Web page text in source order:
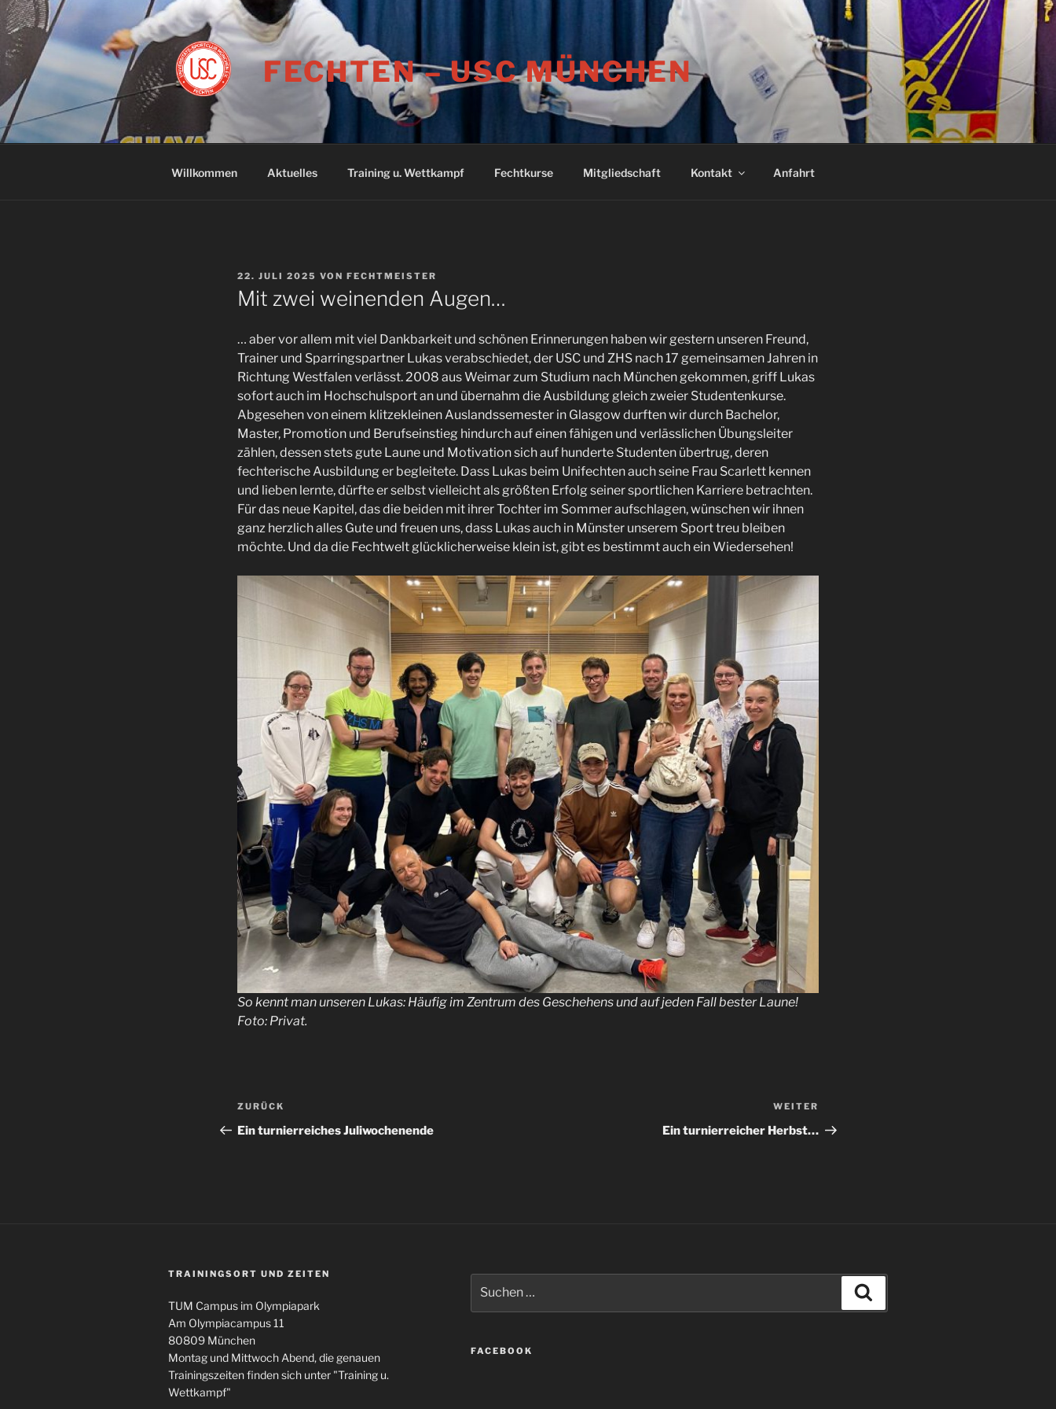
Zum
Inhalt
springen
FECHTEN – USC MÜNCHEN
Willkommen Aktuelles Training u. Wettkampf Fechtkurse Mitgliedschaft Kontakt Anfahrt
VERÖFFENTLICHT
AM
22. JULI 2025 VON FECHTMEISTER
Mit zwei weinenden Augen…
… aber vor allem mit viel Dankbarkeit und schönen Erinnerungen haben wir gestern unseren Freund,
Trainer und Sparringspartner Lukas verabschiedet, der USC und ZHS nach 17 gemeinsamen Jahren in
Richtung Westfalen verlässt. 2008 aus Weimar zum Studium nach München gekommen, griff Lukas
sofort auch im Hochschulsport an und übernahm die Ausbildung gleich zweier Studentenkurse.
Abgesehen von einem klitzekleinen Auslandssemester in Glasgow durften wir durch Bachelor,
Master, Promotion und Berufseinstieg hindurch auf einen fähigen und verlässlichen Übungsleiter
zählen, dessen stets gute Laune und Motivation sich auf hunderte Studenten übertrug, deren
fechterische Ausbildung er begleitete. Dass Lukas beim Unifechten auch seine Frau Scarlett kennen
und lieben lernte, dürfte er selbst vielleicht als größten Erfolg seiner sportlichen Karriere betrachten.
Für das neue Kapitel, das die beiden mit ihrer Tochter im Sommer aufschlagen, wünschen wir ihnen
ganz herzlich alles Gute und freuen uns, dass Lukas auch in Münster unserem Sport treu bleiben
möchte. Und da die Fechtwelt glücklicherweise klein ist, gibt es bestimmt auch ein Wiedersehen!
So kennt man unseren Lukas: Häufig im Zentrum des Geschehens und auf jeden Fall bester Laune!
Foto: Privat.
Beitragsnavigation
Vorheriger
Beitrag
ZURÜCK
Ein turnierreiches Juliwochenende
Beitrag
WEITER
Ein turnierreicher Herbst…
TRAININGSORT UND ZEITEN
TUM Campus im Olympiapark
Am Olympiacampus 11
80809 München
Montag und Mittwoch Abend, die genauen
Trainingszeiten finden sich unter "Training u.
Wettkampf"
nach:
FACEBOOK